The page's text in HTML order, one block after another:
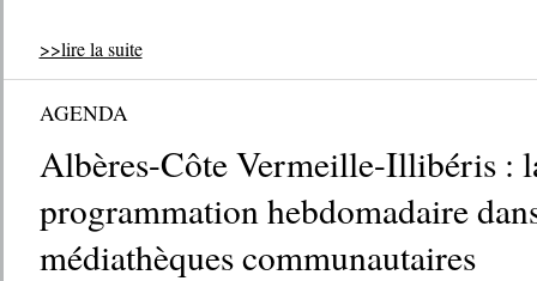
>>lire la suite
AGENDA
Albères-Côte Vermeille-Illibéris :
programmation hebdomadaire
médiathèques communautaires